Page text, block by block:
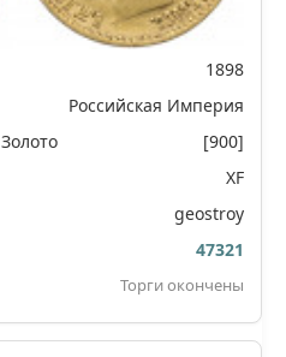
1898
Российская Империя
Золото
[900]
XF
geostroy
47321
Торги окончены